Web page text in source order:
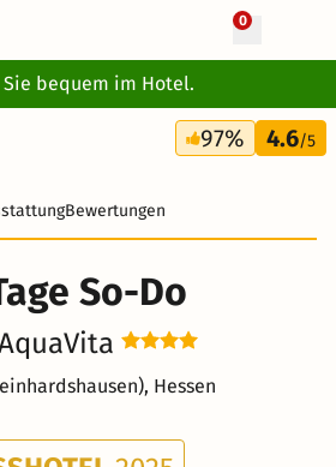
0
Sie bequem im Hotel.
3 Tage
269 CHF
97% 4.6/5
Bewertungen
So-Do
Hessen